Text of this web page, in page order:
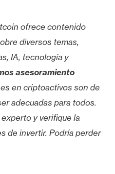
ofrece contenido
diversos temas,
IA, tecnología y
asesoramiento
en criptoactivos son de
adecuadas para todos.
y verifique la
de invertir. Podría perder